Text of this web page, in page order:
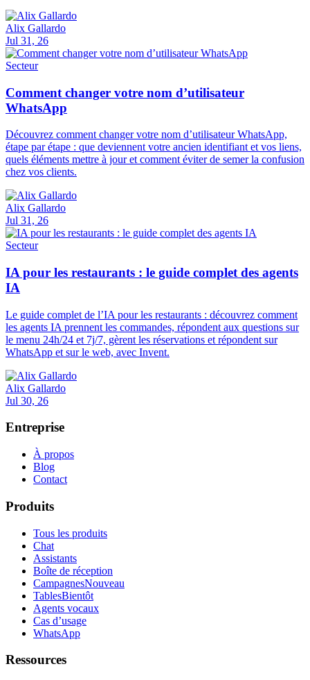
Alix Gallardo
Jul 31, 26
Secteur
Comment changer votre nom d’utilisateur
WhatsApp
Découvrez comment changer votre nom d’utilisateur WhatsApp,
étape par étape : que deviennent votre ancien identifiant et vos liens,
quels éléments mettre à jour et comment éviter de semer la confusion
chez vos clients.
Alix Gallardo
Jul 31, 26
Secteur
IA pour les restaurants : le guide complet des agents
IA
Le guide complet de l’IA pour les restaurants : découvrez comment
les agents IA prennent les commandes, répondent aux questions sur
le menu 24h/24 et 7j/7, gèrent les réservations et répondent sur
WhatsApp et sur le web, avec Invent.
Alix Gallardo
Jul 30, 26
Entreprise
À propos
Blog
Contact
Produits
Tous les produits
Chat
Assistants
Boîte de réception
CampagnesNouveau
TablesBientôt
Agents vocaux
Cas d’usage
WhatsApp
Ressources